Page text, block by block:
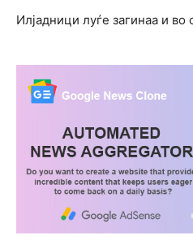
Илјадници луѓе загинаа и во